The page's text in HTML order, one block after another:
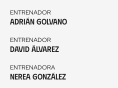
ENTRENADOR
Adrián Golvano
ENTRENADOR
David Álvarez
ENTRENADORA
Nerea González